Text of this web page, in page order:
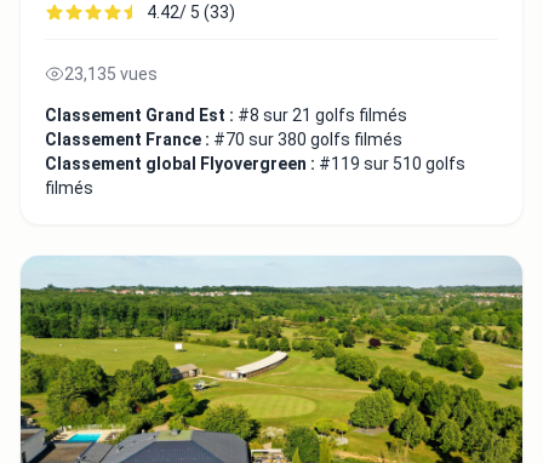
4.42/ 5 (33)
23,135 vues
Classement Grand Est : #8 sur 21 golfs filmés
Classement France : #70 sur 380 golfs filmés
Classement global Flyovergreen : #119 sur 510 golfs
filmés